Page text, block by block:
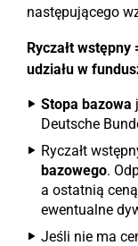
następującego
Ryczałt
udziału w
Stopa bazowa
Deutsche
Ryczałt
bazowego.
a ostatnią
ewentualne
Jeśli nie ma